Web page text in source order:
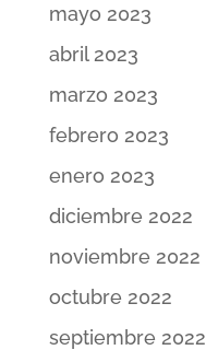
mayo 2023
abril 2023
marzo 2023
febrero 2023
enero 2023
diciembre 2022
noviembre 2022
octubre 2022
septiembre 2022